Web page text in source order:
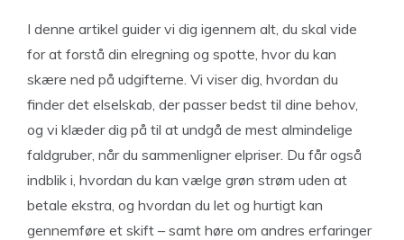
I denne artikel guider vi dig igennem alt, du skal vide
for at forstå din elregning og spotte, hvor du kan
skære ned på udgifterne. Vi viser dig, hvordan du
finder det elselskab, der passer bedst til dine behov,
og vi klæder dig på til at undgå de mest almindelige
faldgruber, når du sammenligner elpriser. Du får også
indblik i, hvordan du kan vælge grøn strøm uden at
betale ekstra, og hvordan du let og hurtigt kan
gennemføre et skift – samt høre om andres erfaringer